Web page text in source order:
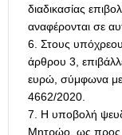
διαδικασίας
αναφέρονται σε
Στους
άρθρου 3,
ευρώ, σύμφωνα με
4662/2020.
Η υποβολή
Μητρώο, ως προς